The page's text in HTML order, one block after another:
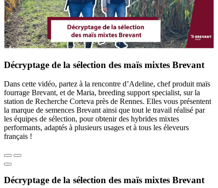
Décryptage de la sélection des maïs mixtes Brevant
Dans cette vidéo, partez à la rencontre d’Adeline, chef produit maïs
fourrage Brevant, et de Maria, breeding support specialist, sur la
station de Recherche Corteva près de Rennes. Elles vous présentent
la marque de semences Brevant ainsi que tout le travail réalisé par
les équipes de sélection, pour obtenir des hybrides mixtes
performants, adaptés à plusieurs usages et à tous les éleveurs
français !
Décryptage de la sélection des maïs mixtes Brevant